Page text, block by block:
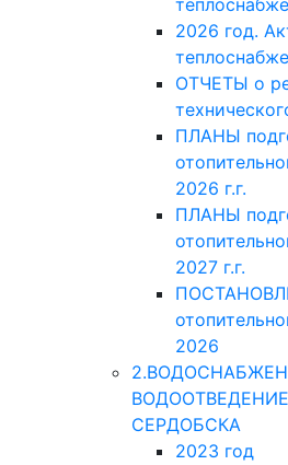
2026 год.
ОТЧЕТЫ о
ПЛАНЫ
2026 г.г.
ПЛАНЫ
2027 г.г.
2026
СЕРДОБСКА
2023 год